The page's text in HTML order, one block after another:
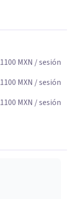
1100 MXN / sesión
1100 MXN / sesión
1100 MXN / sesión